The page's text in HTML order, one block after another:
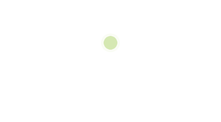
2 Wohnungen